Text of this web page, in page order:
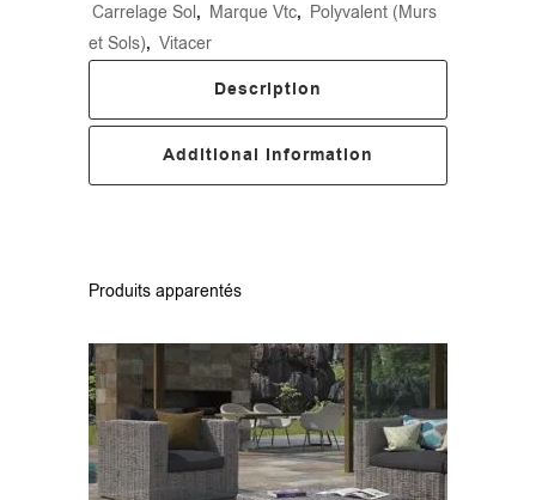
Carrelage Sol, Marque Vtc, Polyvalent (Murs
et Sols), Vitacer
Description
Additional Information
Produits apparentés